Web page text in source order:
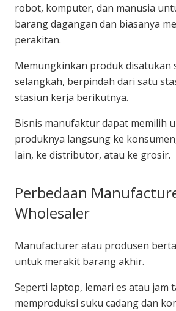
robot, komputer, dan manusia
barang dagangan dan biasanya
perakitan.
Memungkinkan produk disatukan
selangkah, berpindah dari satu
stasiun kerja berikutnya.
Bisnis manufaktur dapat memilih
produknya langsung ke
lain, ke distributor, atau ke grosir.
Perbedaan
Wholesaler
Manufacturer atau produsen
untuk merakit barang akhir.
Seperti laptop, lemari es atau jam
memproduksi suku cadang dan